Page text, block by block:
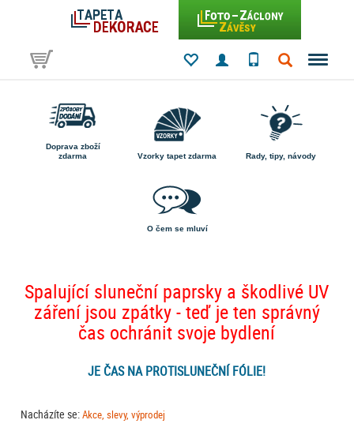
Doprava zboží
zdarma
Vzorky tapet zdarma Rady, tipy, návody
O čem se mluví
Spalující sluneční paprsky a škodlivé UV
záření jsou zpátky - teď je ten správný
čas ochránit svoje bydlení
JE ČAS NA PROTISLUNEČNÍ FÓLIE!
Nacházíte se:Akce, slevy, výprodej